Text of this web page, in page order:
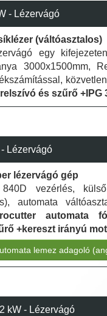
- Lézervágó
(váltóasztalos)
egy
3000x1500mm,
és szűrő +IPG
Lézervágó
lézervágó gép
840D vezérlés,
automata
automata
+kereszt irányú
lemez adagoló
kW - Lézervágó